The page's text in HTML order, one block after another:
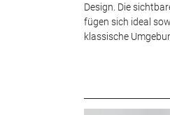
Design. Die
fügen sich ideal
klassische